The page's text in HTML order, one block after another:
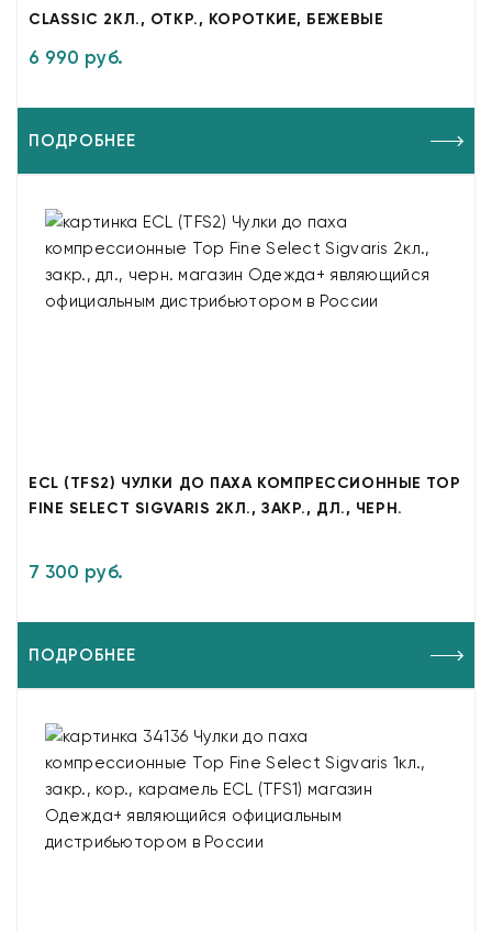
CLASSIC 2КЛ., ОТКР., КОРОТКИЕ, БЕЖЕВЫЕ
6 990 руб.
ПОДРОБНЕЕ
ECL (TFS2) ЧУЛКИ ДО ПАХА КОМПРЕССИОННЫЕ TOP
FINE SELECT SIGVARIS 2КЛ., ЗАКР., ДЛ., ЧЕРН.
7 300 руб.
ПОДРОБНЕЕ